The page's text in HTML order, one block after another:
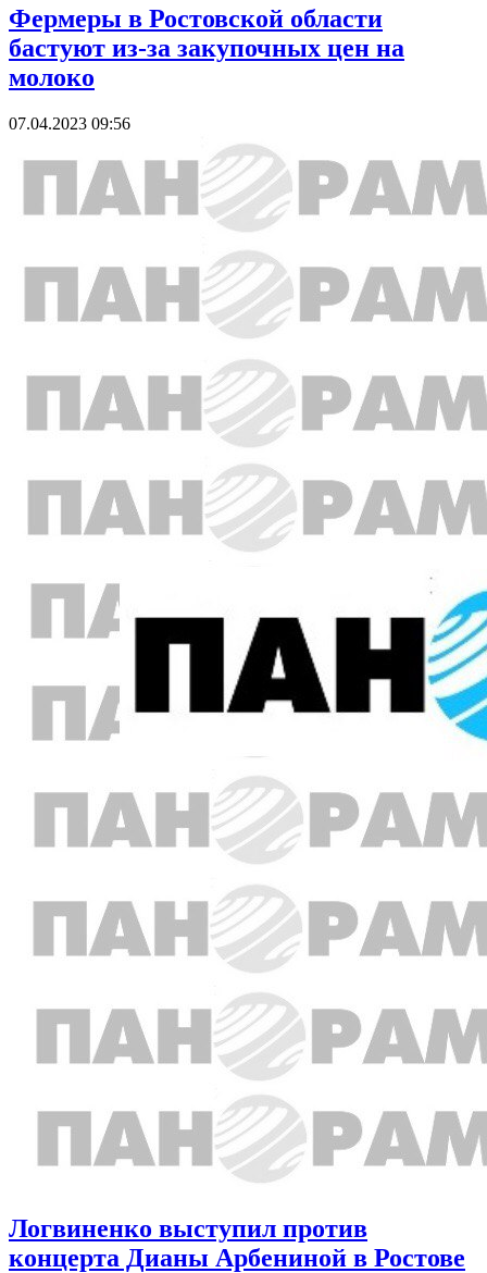
Фермеры в Ростовской области
бастуют из-за закупочных цен на
молоко
07.04.2023 09:56
Логвиненко выступил против
концерта Дианы Арбениной в Ростове